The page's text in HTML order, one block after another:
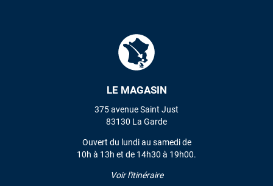
LE MAGASIN
375 avenue Saint Just
83130 La Garde
Ouvert du lundi au samedi de
10h à 13h et de 14h30 à 19h00.
Voir l'itinéraire
VOIR TOUS LES AVIS
LAISSER UN AVIS